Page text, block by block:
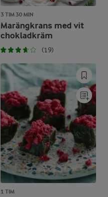
3 TIM 30 MIN
Marängkrans med vit
chokladkräm
(19)
1 TIM